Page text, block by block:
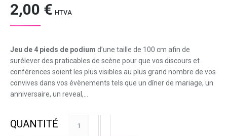
2,00 € HTVA
Jeu de 4 pieds de podium d’une taille de 100 cm afin de
surélever des praticables de scène pour que vos discours et
conférences soient les plus visibles au plus grand nombre de vos
convives dans vos évènements tels que un dîner de mariage, un
anniversaire, un reveal,…